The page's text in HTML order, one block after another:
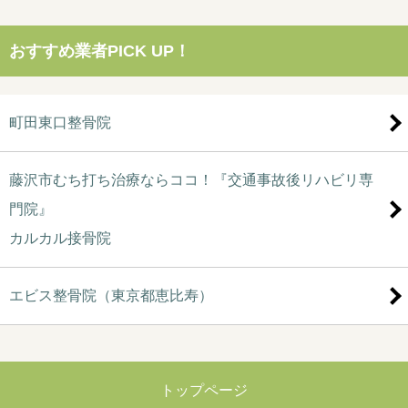
おすすめ業者PICK UP！
町田東口整骨院
藤沢市むち打ち治療ならココ！『交通事故後リハビリ専
門院』
カルカル接骨院
エビス整骨院（東京都恵比寿）
トップページ